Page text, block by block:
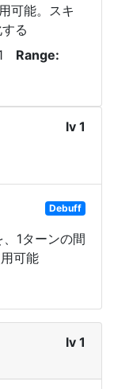
可能。スキ
る
Range
lv 1
Debuff
1ターンの間
可能
lv 1